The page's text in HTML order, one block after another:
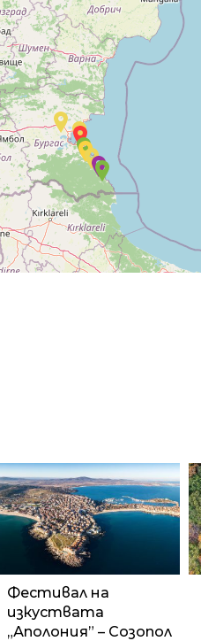
Фестивал на
изкуствата
„Аполония” – Созопол